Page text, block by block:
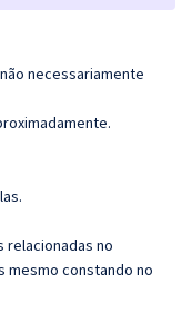
necessariamente
relacionadas no
mesmo constando no